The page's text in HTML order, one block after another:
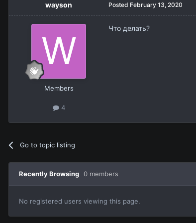
wayson
Members
4
Posted February 13, 2020
Что делать?
Go to topic listing
Recently Browsing 0 members
No registered users viewing this page.